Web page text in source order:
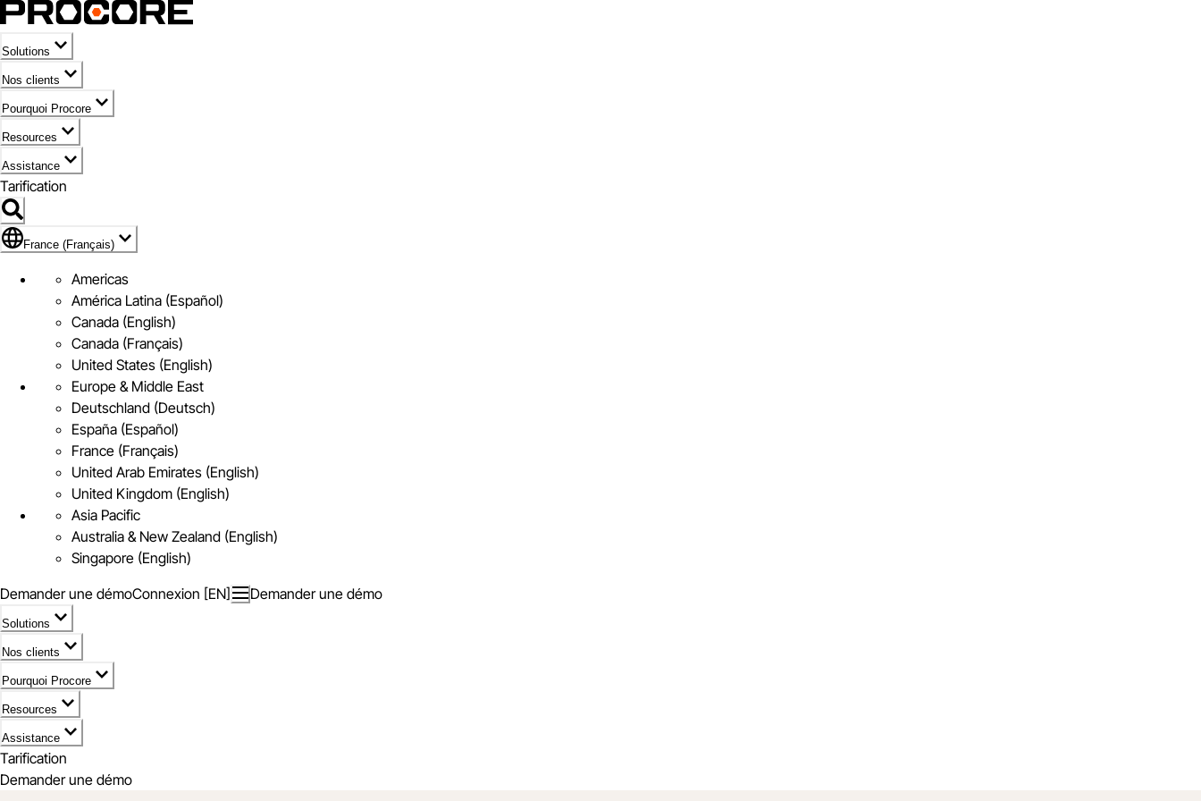
Solutions
Nos clients
Pourquoi Procore
Resources
Assistance
Tarification
Pavillon de France (Français)
France (Français)
Americas
América Latina (Español)
Canada (English)
Canada (Français)
United States (English)
Europe & Middle East
Deutschland (Deutsch)
España (Español)
France (Français)
United Arab Emirates (English)
United Kingdom (English)
Asia Pacific
Australia & New Zealand (English)
Singapore (English)
Demander une démoConnexion [EN] Demander une démo
Solutions
Nos clients
Pourquoi Procore
Resources
Assistance
Tarification
Demander une démo